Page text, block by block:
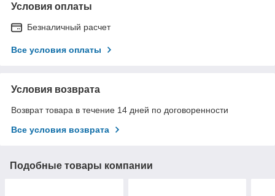
Условия оплаты
Безналичный расчет
Все условия оплаты
Условия возврата
Возврат товара в течение 14 дней по договоренности
Все условия возврата
Подобные товары компании